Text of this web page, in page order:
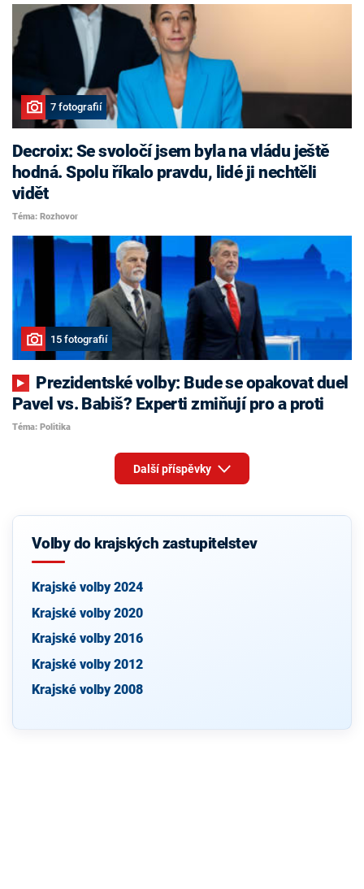
7 fotografií
Decroix: Se svoločí jsem byla na vládu ještě
hodná. Spolu říkalo pravdu, lidé ji nechtěli
vidět
Téma: Rozhovor
15 fotografií
Pavel vs. Babiš? Experti zmiňují pro a proti
Téma: Politika
Další příspěvky
Volby do krajských zastupitelstev
Krajské volby 2024
Krajské volby 2020
Krajské volby 2016
Krajské volby 2012
Krajské volby 2008